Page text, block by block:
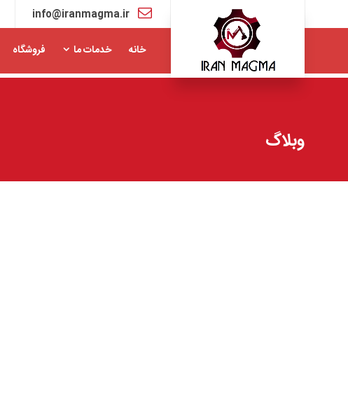
info@iranmagma.ir
خانه خدمات ما فروشگاه
وبلاگ